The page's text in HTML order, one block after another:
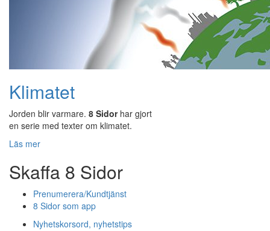
Klimatet
Jorden blir varmare. 8 Sidorhar gjort
en serie med texter om klimatet.
Läs mer
Skaffa 8 Sidor
Prenumerera/Kundtjänst
8 Sidor som app
Nyhetskorsord, nyhetstips